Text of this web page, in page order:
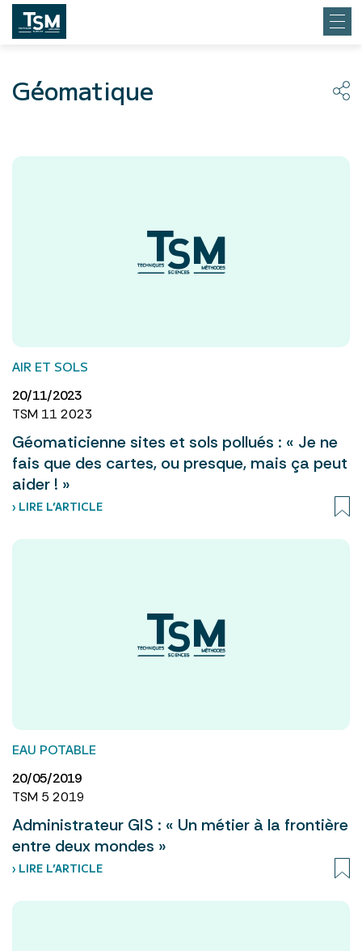
Géomatique
AIR ET SOLS
20/11/2023
TSM 11 2023
Géomaticienne sites et sols pollués : « Je ne
fais que des cartes, ou presque, mais ça peut
aider ! »
› LIRE L’ARTICLE
EAU POTABLE
20/05/2019
TSM 5 2019
Administrateur GIS : « Un métier à la frontière
entre deux mondes »
› LIRE L’ARTICLE